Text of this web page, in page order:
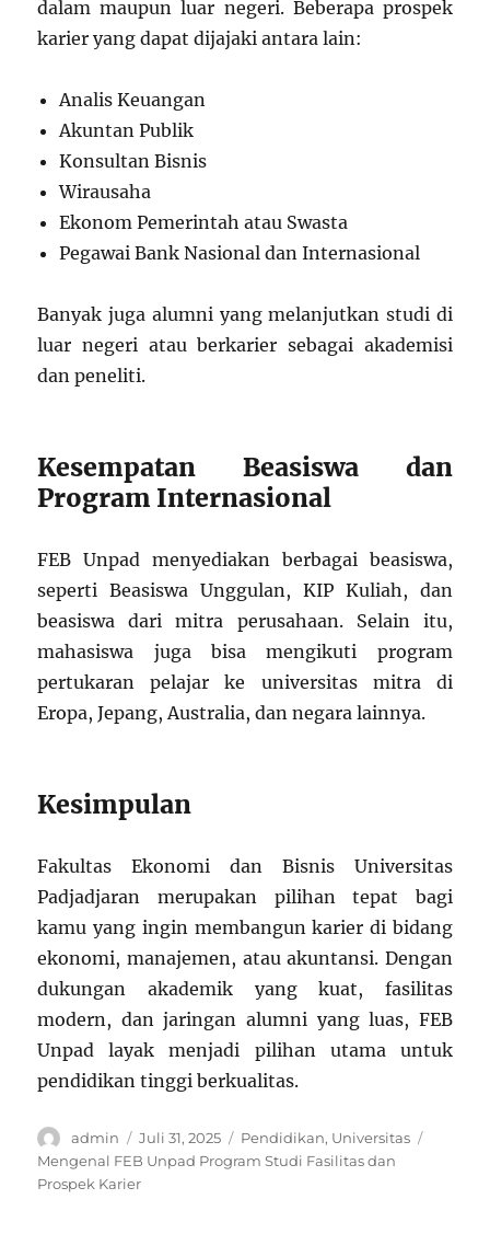
dalam maupun luar negeri. Beberapa prospek
karier yang dapat dijajaki antara lain:
Analis Keuangan
Akuntan Publik
Konsultan Bisnis
Wirausaha
Ekonom Pemerintah atau Swasta
Pegawai Bank Nasional dan Internasional
Banyak juga alumni yang melanjutkan studi di
luar negeri atau berkarier sebagai akademisi
dan peneliti.
Kesempatan Beasiswa dan
Program Internasional
FEB Unpad menyediakan berbagai beasiswa,
seperti Beasiswa Unggulan, KIP Kuliah, dan
beasiswa dari mitra perusahaan. Selain itu,
mahasiswa juga bisa mengikuti program
pertukaran pelajar ke universitas mitra di
Eropa, Jepang, Australia, dan negara lainnya.
Kesimpulan
Fakultas Ekonomi dan Bisnis Universitas
Padjadjaran merupakan pilihan tepat bagi
kamu yang ingin membangun karier di bidang
ekonomi, manajemen, atau akuntansi. Dengan
dukungan akademik yang kuat, fasilitas
modern, dan jaringan alumni yang luas, FEB
Unpad layak menjadi pilihan utama untuk
pendidikan tinggi berkualitas.
Author
admin
Posted
on
Juli 31, 2025 Categories
Pendidikan, Universitas
Mengenal FEB Unpad Program Studi Fasilitas dan
Prospek Karier